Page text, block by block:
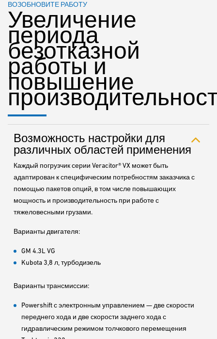
ВОЗОБНОВИТЕ РАБОТУ
Увеличение
периода
безотказной
работы и
повышение
Возможность настройки для
различных областей применения
Каждый погрузчик серии Veracitor® VX может быть
адаптирован к специфическим потребностям заказчика с
помощью пакетов опций, в том числе повышающих
мощность и производительность при работе с
тяжеловесными грузами.
Варианты двигателя:
GM 4.3L VG
Kubota 3,8 л, турбодизель
Варианты трансмиссии:
Powershift с электронным управлением — две скорости
переднего хода и две скорости заднего хода с
гидравлическим режимом толчкового перемещения